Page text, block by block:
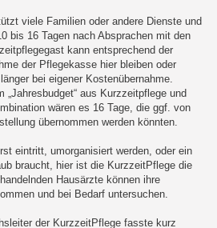
viele Familien oder andere Dienste und
bis 16 Tagen nach Absprachen mit den
kann entsprechend der
der Pflegekasse hier bleiben oder
bei eigener Kostenübernahme.
„Jahresbudget“ aus Kurzzeitpflege und
wären es 16 Tage, die ggf. von
übernommen werden könnten.
eintritt, umorganisiert werden, oder ein
braucht, hier ist die KurzzeitPflege die
Hausärzte können ihre
und bei Bedarf untersuchen.
der KurzzeitPflege fasste kurz